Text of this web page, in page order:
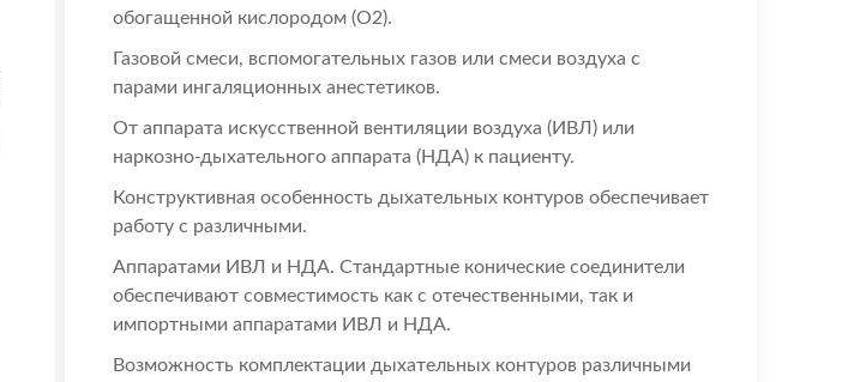
обогащенной кислородом (О2).
Газовой смеси, вспомогательных газов или смеси воздуха с
парами ингаляционных анестетиков.
От аппарата искусственной вентиляции воздуха (ИВЛ) или
наркозно-дыхательного аппарата (НДА) к пациенту.
Конструктивная особенность дыхательных контуров обеспечивает
работу с различными.
Аппаратами ИВЛ и НДА. Стандартные конические соединители
обеспечивают совместимость как с отечественными, так и
импортными аппаратами ИВЛ и НДА.
Возможность комплектации дыхательных контуров различными